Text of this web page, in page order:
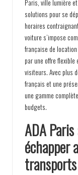
s
Paris, ville lumière
solutions pour se
horaires
voiture s’impose
française de
par une offre
visiteurs. Avec plus
français et une
une gamme
budgets.
ADA
échapper